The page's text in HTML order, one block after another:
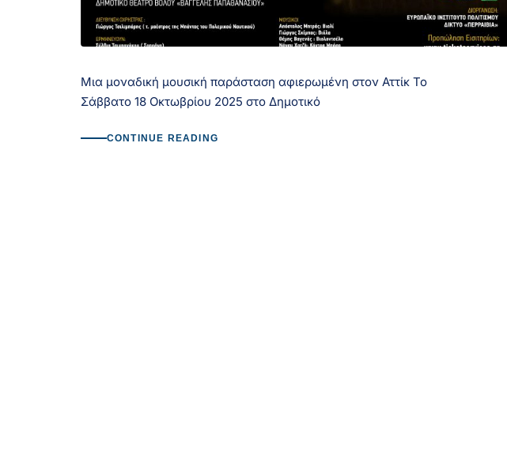
Μια μοναδική μουσική παράσταση αφιερωμένη στον Αττίκ Το
Σάββατο 18 Οκτωβρίου 2025 στο Δημοτικό
CONTINUE READING